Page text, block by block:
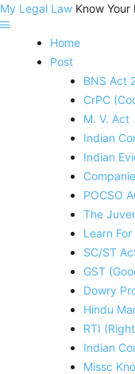
My Legal Law Know Your
Home
Post
BNS Act
CrPC
M. V. Act
Indian
Indian
POCSO
The
Learn
SC/ST
GST
Dowry
Hindu
RTI
Indian
Missc